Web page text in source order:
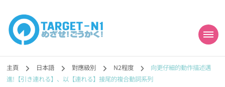
目標!!日本語能力試
N1合格
勉強コンテンツも追加予定!!】
主頁 日本語 對應級別 N2程度
向更仔細的動作描述邁
進!【引き連れる】、以【連れる】接尾的複合動詞系列